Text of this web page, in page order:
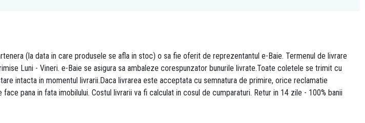
(la data in care produsele se afla in stoc) o sa fie oferit de reprezentantul e-Baie. Termenul de livrare
Luni - Vineri. e-Baie se asigura sa ambaleze corespunzator bunurile livrate.Toate coletele se trimit cu
intacta in momentul livrarii.Daca livrarea este acceptata cu semnatura de primire, orice reclamatie
pana in fata imobilului. Costul livrarii va fi calculat in cosul de cumparaturi. Retur in 14 zile - 100% banii